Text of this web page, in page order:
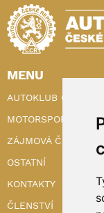
MENU
AUTOKLUB ČR
MOTORSPORT
ZÁJMOVÁ ČINNOST
OSTATNÍ
KONTAKTY
ČLENSTVÍ